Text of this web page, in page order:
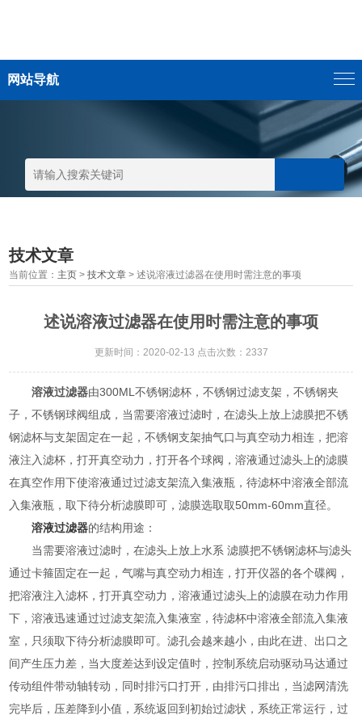
网站导航
技术文章
当前位置： 主页 >技术文章 > 述说溶液过滤器在使用时需注意的事项
述说溶液过滤器在使用时需注意的事项
更新时间：2020-02-13 点击次数：2337
溶液过滤器由300ML不锈钢滤杯，不锈钢过滤支架，不锈钢夹
子，不锈钢球阀组成，当需要溶液过滤时，在滤头上放上滤膜把不锈
钢滤杯与支架固定在一起，不锈钢支架抽气口与真空动力相连，把溶
液注入滤杯，打开真空动力，打开各个球阀，溶液通过滤头上的滤膜
在真空作用下使溶液通过过滤支架流入集液瓶，待滤杯中溶液全部流
入集液瓶，取下待分析滤膜即可，滤膜选取取50mm-60mm直径。
溶液过滤器的结构用途：
当需要溶液过滤时，在滤头上放上水系 滤膜把不锈钢滤杯与滤头
通过卡箍固定在一起，气嘴与真空动力相连，打开仪器的各个碟阀，
把溶液注入滤杯，打开真空动力，溶液通过滤头上的滤膜在动力作用
下，溶液迅速通过过滤支架流入集液室，待滤杯中溶液全部流入集液
室，只须取下待分析滤膜即可。滤孔会越来越小，由此在进、出口之
间产生压力差，当大度差达到设定值时，控制系统启动驱动马达通过
传动组件带动轴转动，同时排污口打开，由排污口排出，当滤网清洗
完毕后，压差降到小值，系统返回到初始过滤状，系统正常运行，过